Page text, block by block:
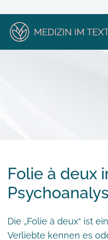
Folie à deux
Die „Folie à deux“ ist
Verliebte kennen es